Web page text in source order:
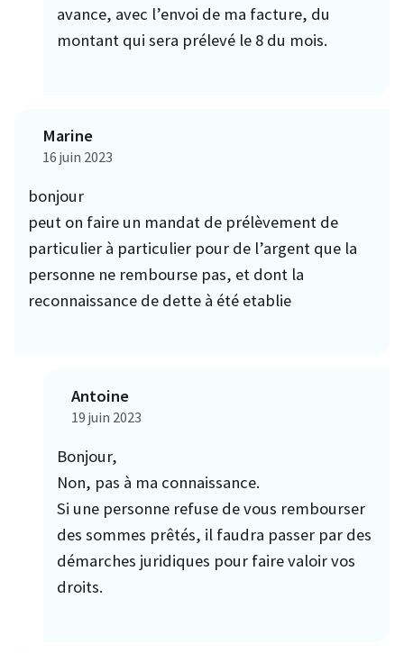
avance, avec l’envoi de ma facture, du
montant qui sera prélevé le 8 du mois.
Marine
16 juin 2023
bonjour
peut on faire un mandat de prélèvement de
particulier à particulier pour de l’argent que la
personne ne rembourse pas, et dont la
reconnaissance de dette à été etablie
Antoine
19 juin 2023
Bonjour,
Non, pas à ma connaissance.
Si une personne refuse de vous rembourser
des sommes prêtés, il faudra passer par des
démarches juridiques pour faire valoir vos
droits.